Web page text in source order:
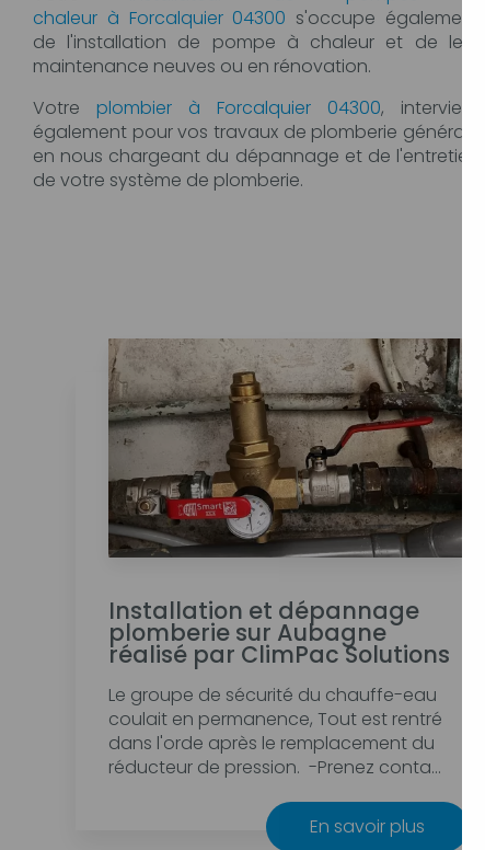
chaleur à Forcalquier 04300 s'occupe également
de l'installation de pompe à chaleur et de leur
maintenance neuves ou en rénovation.
Votre plombier à Forcalquier 04300, intervient
également pour vos travaux de plomberie générale
en nous chargeant du dépannage et de l'entretien
de votre système de plomberie.
Installation et dépannage
plomberie sur Aubagne
réalisé par ClimPac Solutions
Le groupe de sécurité du chauffe-eau
coulait en permanence, Tout est rentré
dans l'orde après le remplacement du
réducteur de pression. -Prenez conta...
En savoir plus